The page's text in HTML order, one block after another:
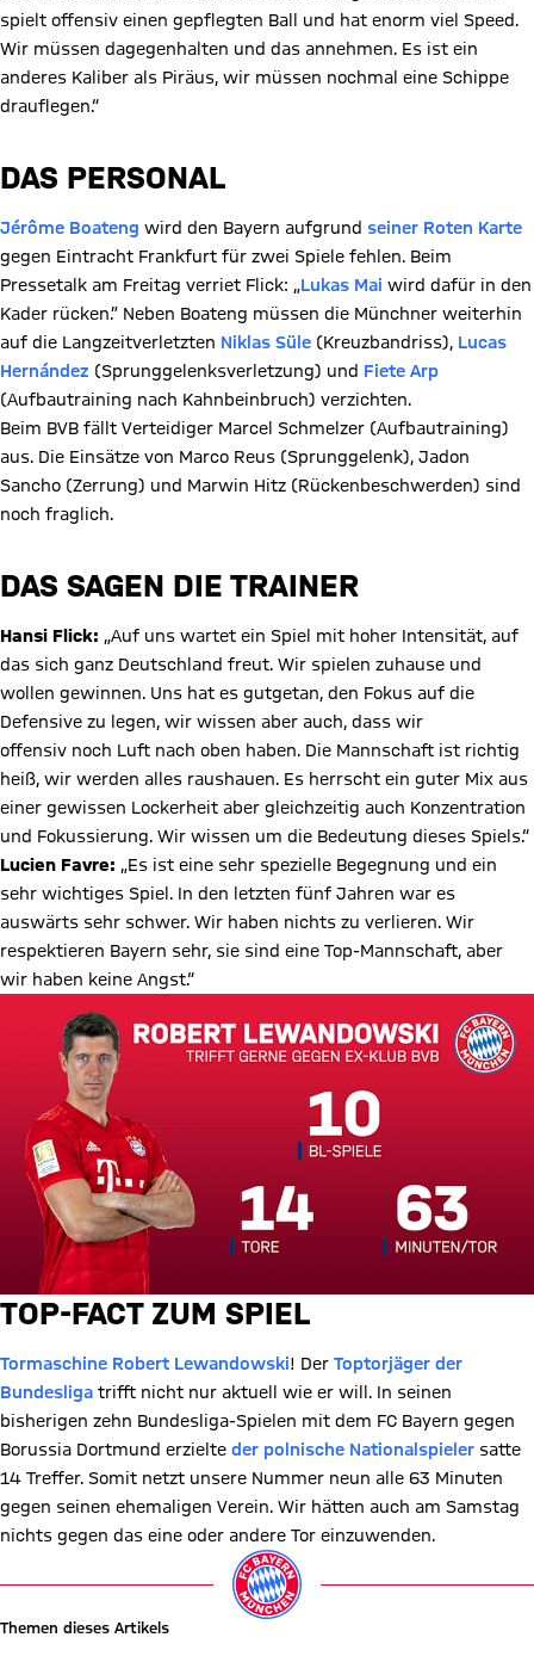
spielt offensiv einen gepflegten Ball und hat enorm viel Speed.
Wir müssen dagegenhalten und das annehmen. Es ist ein
anderes Kaliber als Piräus, wir müssen nochmal eine Schippe
drauflegen.“
DAS PERSONAL
Jérôme Boateng wird den Bayern aufgrund seiner Roten Karte
gegen Eintracht Frankfurt für zwei Spiele fehlen. Beim
Pressetalk am Freitag verriet Flick: „Lukas Mai wird dafür in den
Kader rücken.” Neben Boateng müssen die Münchner weiterhin
auf die Langzeitverletzten Niklas Süle (Kreuzbandriss), Lucas
Hernández (Sprunggelenksverletzung) und Fiete Arp
(Aufbautraining nach Kahnbeinbruch) verzichten.
Beim BVB fällt Verteidiger Marcel Schmelzer (Aufbautraining)
aus. Die Einsätze von Marco Reus (Sprunggelenk), Jadon
Sancho (Zerrung) und Marwin Hitz (Rückenbeschwerden) sind
noch fraglich.
DAS SAGEN DIE TRAINER
Hansi Flick: „Auf uns wartet ein Spiel mit hoher Intensität, auf
das sich ganz Deutschland freut. Wir spielen zuhause und
wollen gewinnen. Uns hat es gutgetan, den Fokus auf die
Defensive zu legen, wir wissen aber auch, dass wir
offensiv noch Luft nach oben haben. Die Mannschaft ist richtig
heiß, wir werden alles raushauen. Es herrscht ein guter Mix aus
einer gewissen Lockerheit aber gleichzeitig auch Konzentration
und Fokussierung. Wir wissen um die Bedeutung dieses Spiels.“
Lucien Favre: „Es ist eine sehr spezielle Begegnung und ein
sehr wichtiges Spiel. In den letzten fünf Jahren war es
auswärts sehr schwer. Wir haben nichts zu verlieren. Wir
respektieren Bayern sehr, sie sind eine Top-Mannschaft, aber
wir haben keine Angst.“
TOP-FACT ZUM SPIEL
Tormaschine Robert Lewandowski! Der Toptorjäger der
Bundesliga trifft nicht nur aktuell wie er will. In seinen
bisherigen zehn Bundesliga-Spielen mit dem FC Bayern gegen
Borussia Dortmund erzielte der polnische Nationalspieler satte
14 Treffer. Somit netzt unsere Nummer neun alle 63 Minuten
gegen seinen ehemaligen Verein. Wir hätten auch am Samstag
nichts gegen das eine oder andere Tor einzuwenden.
Themen dieses Artikels